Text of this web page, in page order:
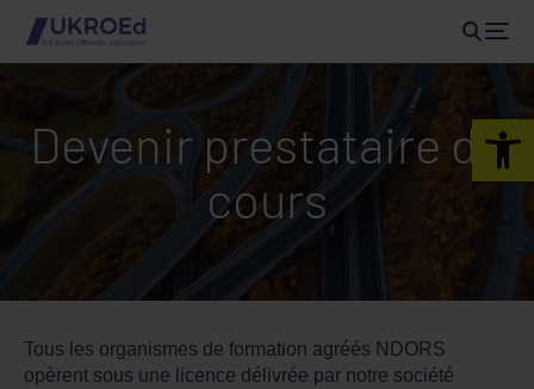
Devenir prestataire de
cours
Tous les organismes de formation agréés NDORS
opèrent sous une licence délivrée par notre société